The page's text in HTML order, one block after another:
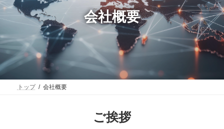
ッ
移
会社概要
トップ 会社概要
ご挨拶